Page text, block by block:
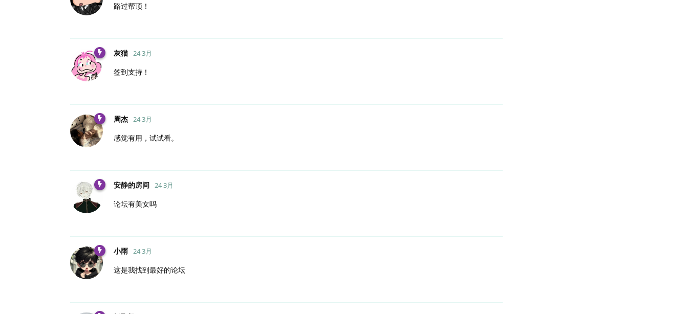
路过帮顶！
灰猫 24 3月
签到支持！
周杰 24 3月
感觉有用，试试看。
安静的房间 24 3月
论坛有美女吗
小雨 24 3月
这是我找到最好的论坛